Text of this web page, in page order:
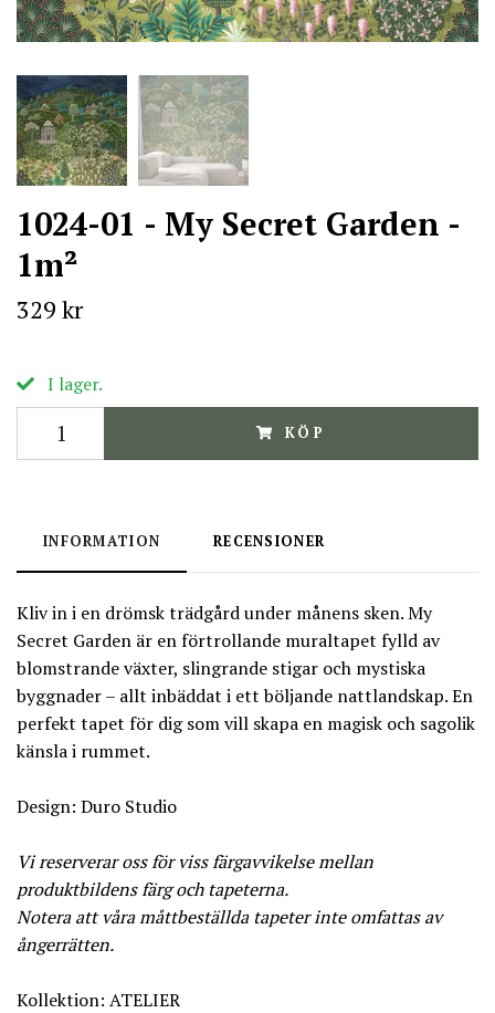
1024-01 - My Secret Garden -
1m²
329 kr
I lager.
KÖP
INFORMATION RECENSIONER
Kliv in i en drömsk trädgård under månens sken. My
Secret Garden är en förtrollande muraltapet fylld av
blomstrande växter, slingrande stigar och mystiska
byggnader – allt inbäddat i ett böljande nattlandskap. En
perfekt tapet för dig som vill skapa en magisk och sagolik
känsla i rummet.
Design: Duro Studio
Vi reserverar oss för viss färgavvikelse mellan
produktbildens färg och tapeterna.
Notera att våra måttbeställda tapeter inte omfattas av
ångerrätten.
Kollektion: ATELIER